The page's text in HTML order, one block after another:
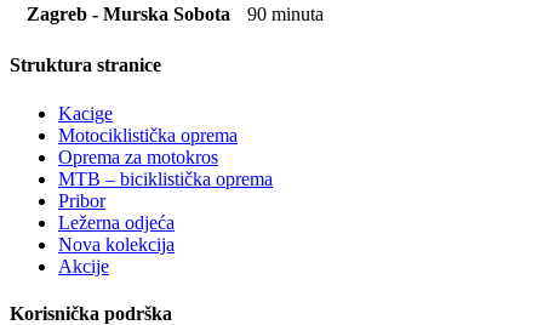
Zagreb - Murska Sobota
90 minuta
Struktura stranice
Kacige
Motociklistička oprema
Oprema za motokros
MTB – biciklistička oprema
Pribor
Ležerna odjeća
Nova kolekcija
Akcije
Korisnička podrška